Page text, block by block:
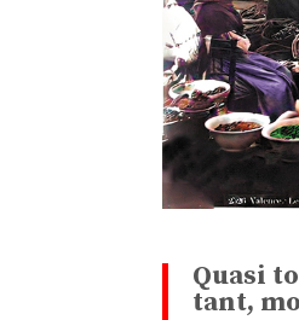
Quasi
tant,